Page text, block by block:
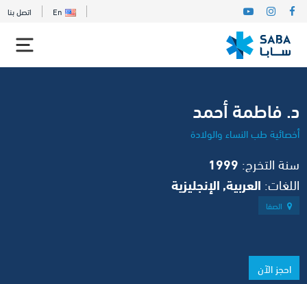
En اتصل بنا
د. فاطمة أحمد
أخصائية طب النساء والولادة
سنة التخرج: 1999
اللغات: العربية, الإنجليزية
الصفا
احجز الآن